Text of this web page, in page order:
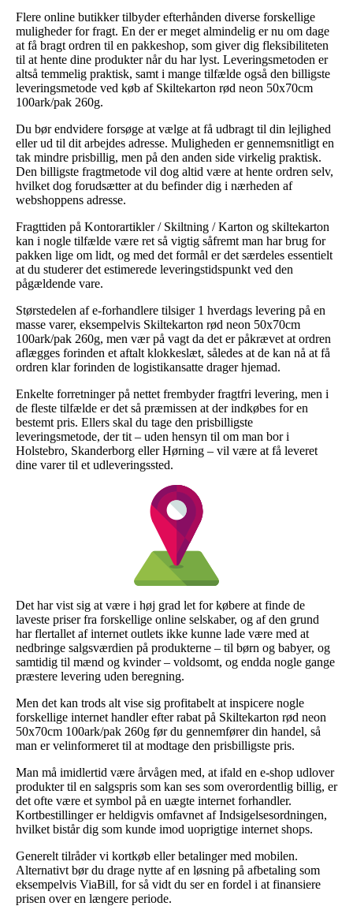
Flere online butikker tilbyder efterhånden diverse forskellige
muligheder for fragt. En der er meget almindelig er nu om dage
at få bragt ordren til en pakkeshop, som giver dig fleksibiliteten
til at hente dine produkter når du har lyst. Leveringsmetoden er
altså temmelig praktisk, samt i mange tilfælde også den billigste
leveringsmetode ved køb af Skiltekarton rød neon 50x70cm
100ark/pak 260g.
Du bør endvidere forsøge at vælge at få udbragt til din lejlighed
eller ud til dit arbejdes adresse. Muligheden er gennemsnitligt en
tak mindre prisbillig, men på den anden side virkelig praktisk.
Den billigste fragtmetode vil dog altid være at hente ordren selv,
hvilket dog forudsætter at du befinder dig i nærheden af
webshoppens adresse.
Fragttiden på Kontorartikler / Skiltning / Karton og skiltekarton
kan i nogle tilfælde være ret så vigtig såfremt man har brug for
pakken lige om lidt, og med det formål er det særdeles essentielt
at du studerer det estimerede leveringstidspunkt ved den
pågældende vare.
Størstedelen af e-forhandlere tilsiger 1 hverdags levering på en
masse varer, eksempelvis Skiltekarton rød neon 50x70cm
100ark/pak 260g, men vær på vagt da det er påkrævet at ordren
aflægges forinden et aftalt klokkeslæt, således at de kan nå at få
ordren klar forinden de logistikansatte drager hjemad.
Enkelte forretninger på nettet frembyder fragtfri levering, men i
de fleste tilfælde er det så præmissen at der indkøbes for en
bestemt pris. Ellers skal du tage den prisbilligste
leveringsmetode, der tit – uden hensyn til om man bor i
Holstebro, Skanderborg eller Hørning – vil være at få leveret
dine varer til et udleveringssted.
Det har vist sig at være i høj grad let for købere at finde de
laveste priser fra forskellige online selskaber, og af den grund
har flertallet af internet outlets ikke kunne lade være med at
nedbringe salgsværdien på produkterne – til børn og babyer, og
samtidig til mænd og kvinder – voldsomt, og endda nogle gange
præstere levering uden beregning.
Men det kan trods alt vise sig profitabelt at inspicere nogle
forskellige internet handler efter rabat på Skiltekarton rød neon
50x70cm 100ark/pak 260g før du gennemfører din handel, så
man er velinformeret til at modtage den prisbilligste pris.
Man må imidlertid være årvågen med, at ifald en e-shop udlover
produkter til en salgspris som kan ses som overordentlig billig, er
det ofte være et symbol på en uægte internet forhandler.
Kortbestillinger er heldigvis omfavnet af Indsigelsesordningen,
hvilket bistår dig som kunde imod uoprigtige internet shops.
Generelt tilråder vi kortkøb eller betalinger med mobilen.
Alternativt bør du drage nytte af en løsning på afbetaling som
eksempelvis ViaBill, for så vidt du ser en fordel i at finansiere
prisen over en længere periode.